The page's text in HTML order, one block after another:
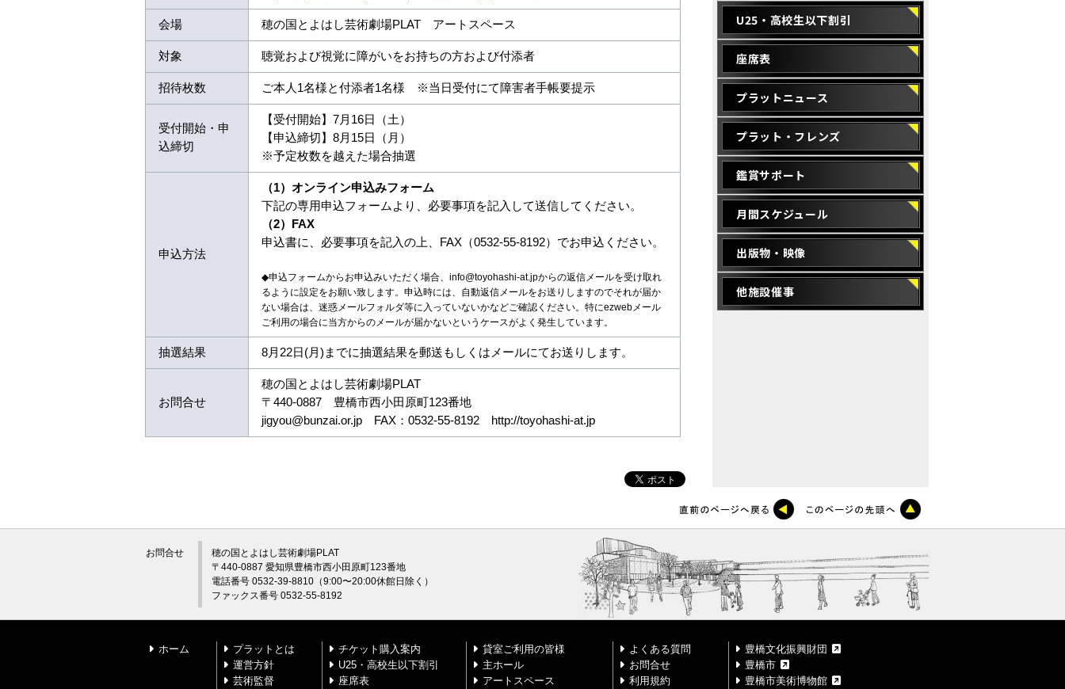
会場 穂の国とよはし芸術劇場PLAT アートスペース
対象 聴覚および視覚に障がいをお持ちの方および付添者
招待枚数 ご本人1名様と付添者1名様 ※当日受付にて障害者手帳要提示
受付開始・申
込締切
【受付開始】7月16日（土）
【申込締切】8月15日（月）
※予定枚数を越えた場合抽選
申込方法
（1）オンライン申込みフォーム
下記の専用申込フォームより、必要事項を記入して送信してください。
（2）FAX
申込書に、必要事項を記入の上、FAX（0532-55-8192）でお申込ください。
◆申込フォームからお申込みいただく場合、info@toyohashi-at.jpからの返信メールを受け取れ
るように設定をお願い致します。申込時には、自動返信メールをお送りしますのでそれが届か
ない場合は、迷惑メールフォルダ等に入っていないかなどご確認ください。特にezwebメール
ご利用の場合に当方からのメールが届かないというケースがよく発生しています。
抽選結果 8月22日(月)までに抽選結果を郵送もしくはメールにてお送りします。
お問合せ
穂の国とよはし芸術劇場PLAT
〒440-0887 豊橋市西小田原町123番地
jigyou@bunzai.or.jp FAX：0532-55-8192 http://toyohashi-at.jp
U25・高校生以下割引
座席表
プラットニュース
プラット・フレンズ
鑑賞サポート
月間スケジュール
出版物・映像
他施設催事
お問合せ
穂の国とよはし芸術劇場PLAT
〒440-0887 愛知県豊橋市西小田原町123番地
電話番号 0532-39-8810（9:00〜20:00休館日除く）
ファックス番号 0532-55-8192
ホーム
プラットとは
運営方針
芸術監督
チケット購入案内
U25・高校生以下割引
座席表
貸室ご利用の皆様
主ホール
アートスペース
よくある質問
お問合せ
利用規約
豊橋文化振興財団
豊橋市
豊橋市美術博物館